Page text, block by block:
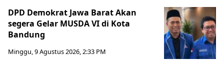
DPD Demokrat Jawa Barat Akan
segera Gelar MUSDA VI di Kota
Bandung
Minggu, 9 Agustus 2026, 2:33 PM